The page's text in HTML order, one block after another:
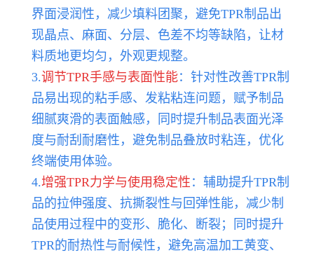
界面浸润性，减少填料团聚，避免TPR制品出
现晶点、麻面、分层、色差不均等缺陷，让材
料质地更均匀，外观更规整。
3.调节TPR手感与表面性能：针对性改善TPR制
品易出现的粘手感、发粘粘连问题，赋予制品
细腻爽滑的表面触感，同时提升制品表面光泽
度与耐刮耐磨性，避免制品叠放时粘连，优化
终端使用体验。
4.增强TPR力学与使用稳定性 ：辅助提升TPR制
品的拉伸强度、抗撕裂性与回弹性能，减少制
品使用过程中的变形、脆化、断裂；同时提升
TPR的耐热性与耐候性，避免高温加工黄变、